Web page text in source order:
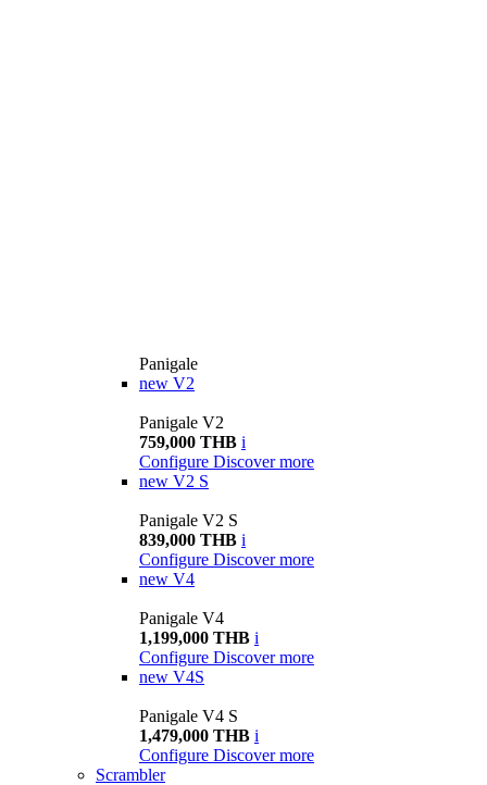
Panigale
new V2
Panigale V2
759,000 THB i
Configure Discover more
new V2 S
Panigale V2 S
839,000 THB i
Configure Discover more
new V4
Panigale V4
1,199,000 THB i
Configure Discover more
new V4S
Panigale V4 S
1,479,000 THB i
Configure Discover more
Scrambler